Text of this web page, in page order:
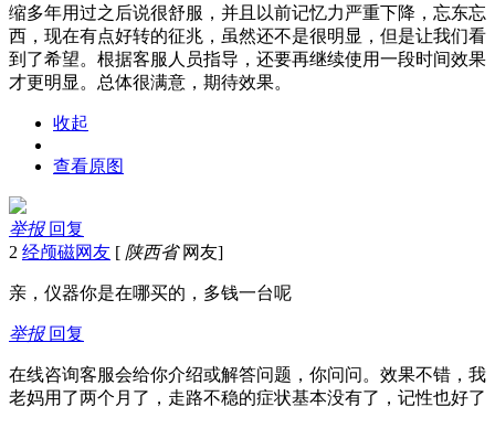
缩多年用过之后说很舒服，并且以前记忆力严重下降，忘东忘
西，现在有点好转的征兆，虽然还不是很明显，但是让我们看
到了希望。根据客服人员指导，还要再继续使用一段时间效果
才更明显。总体很满意，期待效果。
收起
查看原图
举报 回复
2 经颅磁网友 [ 陕西省网友]
亲，仪器你是在哪买的，多钱一台呢
举报 回复
在线咨询客服会给你介绍或解答问题，你问问。效果不错，我
老妈用了两个月了，走路不稳的症状基本没有了，记性也好了